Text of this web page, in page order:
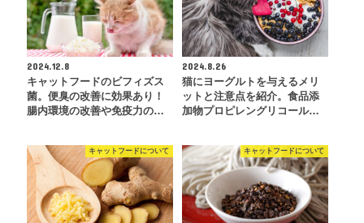
2024.12.8
キャットフードのビフィズス
菌。便臭の改善に効果あり！
腸内環境の改善や免疫力の…
2024.8.26
猫にヨーグルトを与えるメリ
ットと注意点を紹介。食品添
加物プロピレングリコール…
キャットフードについて キャットフードについて